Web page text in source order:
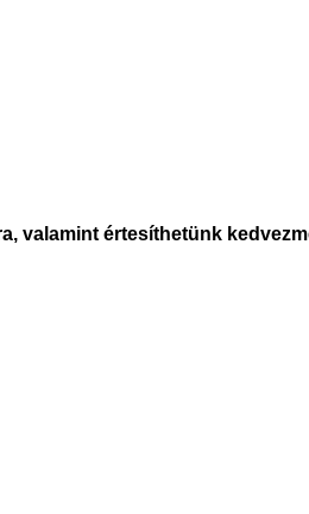
valamint értesíthetünk